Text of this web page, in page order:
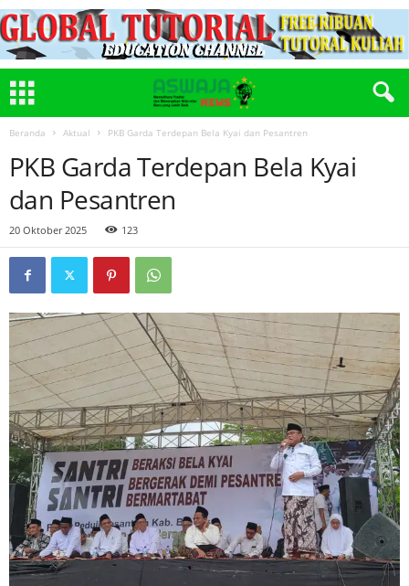
Beranda Aktual PKB Garda Terdepan Bela Kyai dan Pesantren
PKB Garda Terdepan Bela Kyai
dan Pesantren
20 Oktober 2025 123